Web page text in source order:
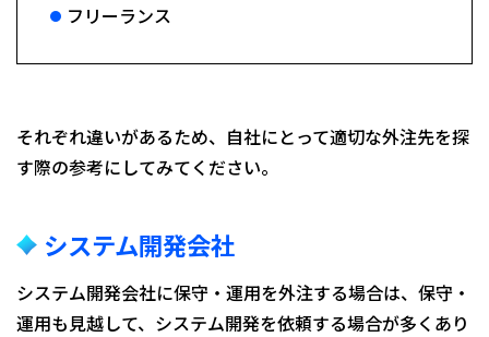
フリーランス
それぞれ違いがあるため、自社にとって適切な外注先を探
す際の参考にしてみてください。
システム開発会社
システム開発会社に保守・運用を外注する場合は、保守・
運用も見越して、システム開発を依頼する場合が多くあり